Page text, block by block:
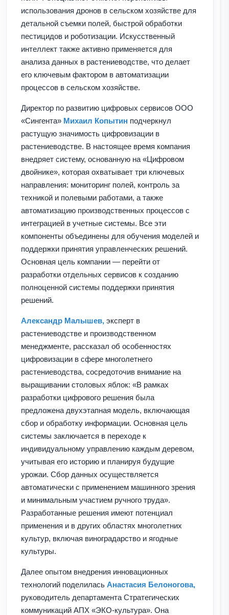
использования дронов в сельском хозяйстве для
детальной съемки полей, быстрой обработки
пестицидов и роботизации. Искусственный
интеллект также активно применяется для
анализа данных в растениеводстве, что делает
его ключевым фактором в автоматизации
процессов в сельском хозяйстве.
Директор по развитию цифровых сервисов ООО
«Сингента» Михаил Копытин подчеркнул
растущую значимость цифровизации в
растениеводстве. В настоящее время компания
внедряет систему, основанную на «Цифровом
двойнике», которая охватывает три ключевых
направления: мониторинг полей, контроль за
техникой и полевыми работами, а также
автоматизацию производственных процессов с
интеграцией в учетные системы. Все эти
компоненты объединены для обучения моделей и
поддержки принятия управленческих решений.
Основная цель компании — перейти от
разработки отдельных сервисов к созданию
полноценной системы поддержки принятия
решений.
Александр Малышев, эксперт в
растениеводстве и производственном
менеджменте, рассказал об особенностях
цифровизации в сфере многолетнего
растениеводства, сосредоточив внимание на
выращивании столовых яблок: «В рамках
разработки цифрового решения была
предложена двухэтапная модель, включающая
сбор и обработку информации. Основная цель
системы заключается в переходе к
индивидуальному управлению каждым деревом,
учитывая его историю и планируя будущие
урожаи. Сбор данных осуществляется
автоматически с применением машинного зрения
и минимальным участием ручного труда».
Разработанные решения имеют потенциал
применения и в других областях многолетних
культур, включая виноградарство и ягодные
культуры.
Далее опытом внедрения инновационных
технологий поделилась Анастасия Белоногова,
руководитель департамента Стратегических
коммуникаций АПХ «ЭКО-культура». Она